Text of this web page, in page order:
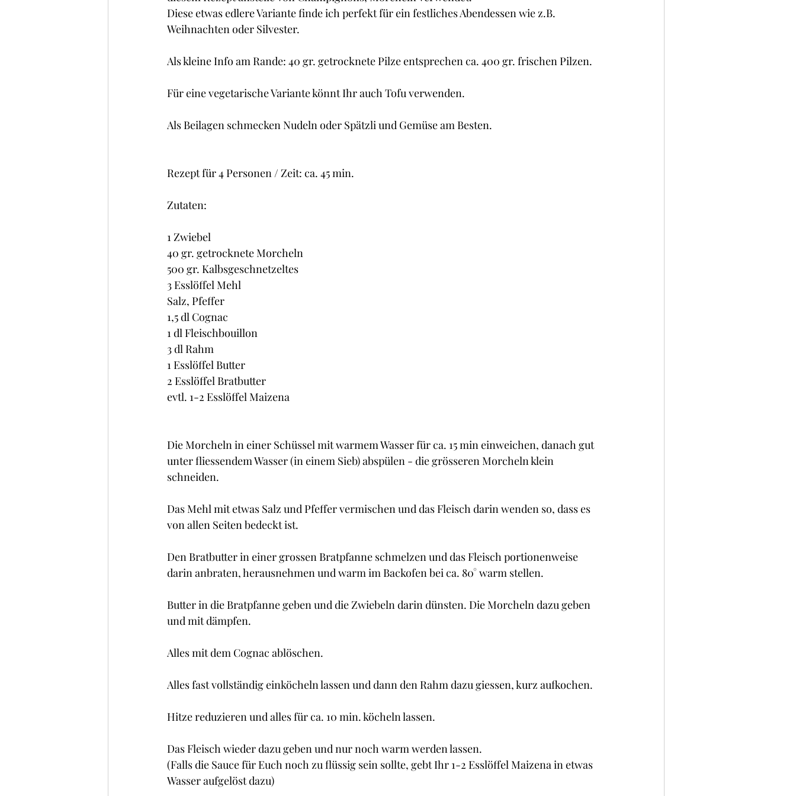
Diese etwas edlere Variante finde ich perfekt für ein festliches Abendessen wie z.B.
Weihnachten oder Silvester.
Als kleine Info am Rande: 40 gr. getrocknete Pilze entsprechen ca. 400 gr. frischen Pilzen.
Für eine vegetarische Variante könnt Ihr auch Tofu verwenden.
Als Beilagen schmecken Nudeln oder Spätzli und Gemüse am Besten.
Rezept für 4 Personen / Zeit: ca. 45 min.
Zutaten:
1 Zwiebel
40 gr. getrocknete Morcheln
500 gr. Kalbsgeschnetzeltes
3 Esslöffel Mehl
Salz, Pfeffer
1,5 dl Cognac
1 dl Fleischbouillon
3 dl Rahm
1 Esslöffel Butter
2 Esslöffel Bratbutter
evtl. 1-2 Esslöffel Maizena
Die Morcheln in einer Schüssel mit warmem Wasser für ca. 15 min einweichen, danach gut
unter fliessendem Wasser (in einem Sieb) abspülen - die grösseren Morcheln klein
schneiden.
Das Mehl mit etwas Salz und Pfeffer vermischen und das Fleisch darin wenden so, dass es
von allen Seiten bedeckt ist.
Den Bratbutter in einer grossen Bratpfanne schmelzen und das Fleisch portionenweise
darin anbraten, herausnehmen und warm im Backofen bei ca. 80° warm stellen.
Butter in die Bratpfanne geben und die Zwiebeln darin dünsten. Die Morcheln dazu geben
und mit dämpfen.
Alles mit dem Cognac ablöschen.
Alles fast vollständig einköcheln lassen und dann den Rahm dazu giessen, kurz aufkochen.
Hitze reduzieren und alles für ca. 10 min. köcheln lassen.
Das Fleisch wieder dazu geben und nur noch warm werden lassen.
(Falls die Sauce für Euch noch zu flüssig sein sollte, gebt Ihr 1-2 Esslöffel Maizena in etwas
Wasser aufgelöst dazu)